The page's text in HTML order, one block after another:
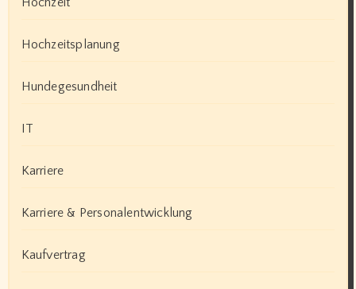
Hochzeitsplanung
Hundegesundheit
IT
Karriere
Karriere & Personalentwicklung
Kaufvertrag